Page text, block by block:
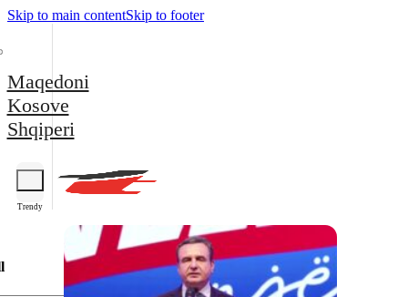
Skip to main contentSkip to footer
Maqedoni
Kosove
Shqiperi
Trendy